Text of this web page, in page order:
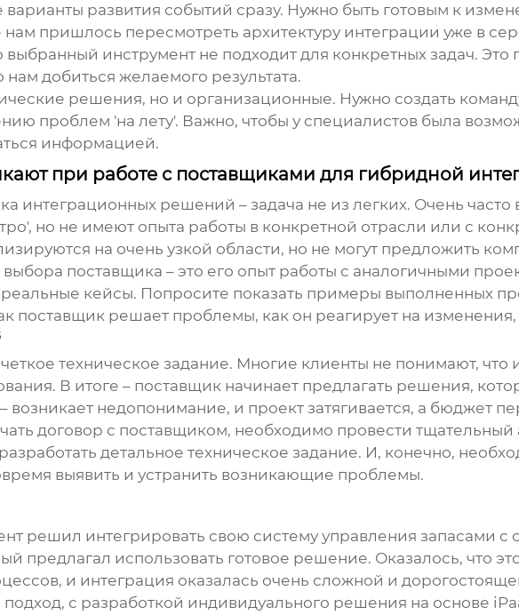
развития событий сразу. Нужно быть готовым к
пришлось пересмотреть архитектуру интеграции уже в
выбранный инструмент не подходит для конкретных задач.
нам добиться желаемого результата.
решения, но и организационные. Нужно создать
проблем 'на лету'. Важно, чтобы у специалистов была
информацией.
при работе с поставщиками для гибридной
интеграционных решений – задача не из легких. Очень
но не имеют опыта работы в конкретной отрасли или с
на очень узкой области, но не могут предложить
поставщика – это его опыт работы с аналогичными
реальные кейсы. Попросите показать примеры выполненных
поставщик решает проблемы, как он реагирует на
техническое задание. Многие клиенты не понимают, что
В итоге – поставщик начинает предлагать решения,
возникает недопонимание, и проект затягивается, а бюджет
договор с поставщиком, необходимо провести
детальное техническое задание. И, конечно,
выявить и устранить возникающие проблемы.
решил интегрировать свою систему управления запасами
предлагал использовать готовое решение. Оказалось, что
и интеграция оказалась очень сложной и
с разработкой индивидуального решения на основе